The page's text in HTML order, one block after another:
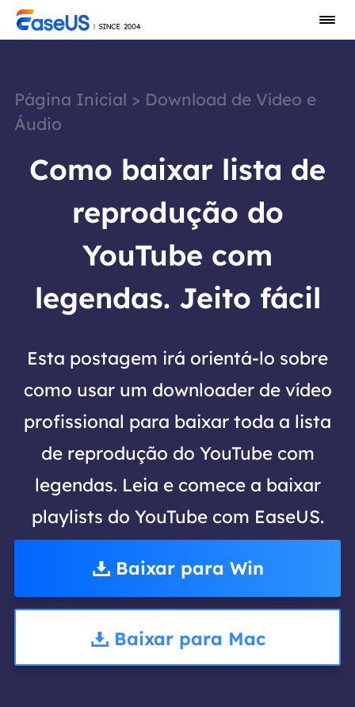
Página Inicial > Download de Vídeo e
Áudio
Como baixar lista de
reprodução do
YouTube com
legendas. Jeito fácil
Esta postagem irá orientá-lo sobre
como usar um downloader de vídeo
profissional para baixar toda a lista
de reprodução do YouTube com
legendas. Leia e comece a baixar
playlists do YouTube com EaseUS.
Baixar para Win
Baixar para Mac